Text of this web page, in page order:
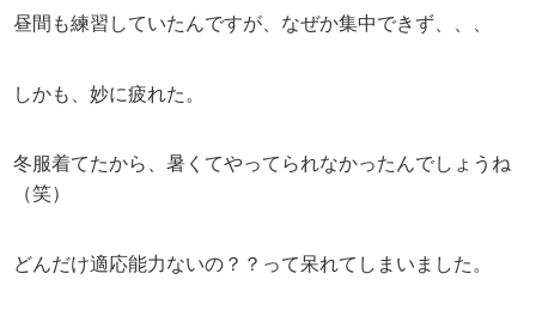
昼間も練習していたんですが、なぜか集中できず、、、
しかも、妙に疲れた。
冬服着てたから、暑くてやってられなかったんでしょうね
（笑）
どんだけ適応能力ないの？？って呆れてしまいました。